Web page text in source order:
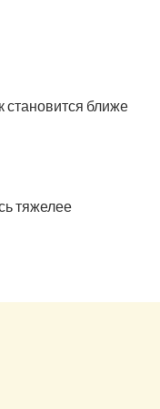
становится ближе
тяжелее